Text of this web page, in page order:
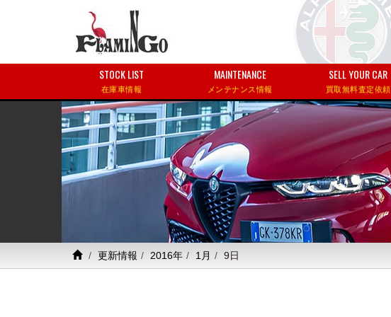
STOCK LIST
在庫車情報
MAINTENANCE
メンテナンス情報
SELL YOUR CAR
買取無料査定依頼
更新情報 2016年 1月 9日